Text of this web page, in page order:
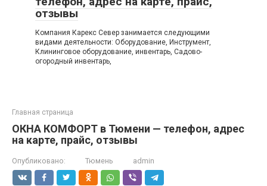
отзывы
Компания Карекс Север занимается следующими
видами деятельности: Оборудование, Инструмент,
Клининговое оборудование, инвентарь, Садово-
огородный инвентарь,
Главная страница
ОКНА КОМФОРТ в Тюмени — телефон, адрес
на карте, прайс, отзывы
Опубликовано: Тюмень admin